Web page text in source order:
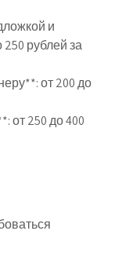
и
рублей за
от 200 до
от 250 до 400